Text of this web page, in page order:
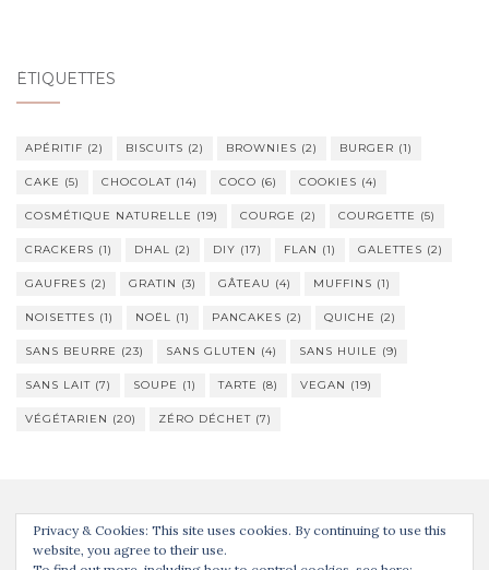
ÉTIQUETTES
APÉRITIF (2) BISCUITS (2) BROWNIES (2) BURGER (1)
CAKE (5) CHOCOLAT (14) COCO (6) COOKIES (4)
COSMÉTIQUE NATURELLE (19) COURGE (2) COURGETTE (5)
CRACKERS (1) DHAL (2) DIY (17) FLAN (1) GALETTES (2)
GAUFRES (2) GRATIN (3) GÂTEAU (4) MUFFINS (1)
NOISETTES (1) NOËL (1) PANCAKES (2) QUICHE (2)
SANS BEURRE (23) SANS GLUTEN (4) SANS HUILE (9)
SANS LAIT (7) SOUPE (1) TARTE (8) VEGAN (19)
VÉGÉTARIEN (20) ZÉRO DÉCHET (7)
Privacy & Cookies: This site uses cookies. By continuing to use this
website, you agree to their use.